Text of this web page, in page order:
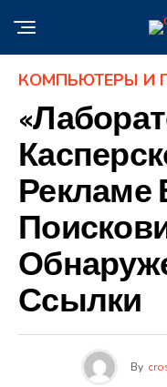
КОМПЬЮТЕРЫ И
Рекламе
Ссылки
By